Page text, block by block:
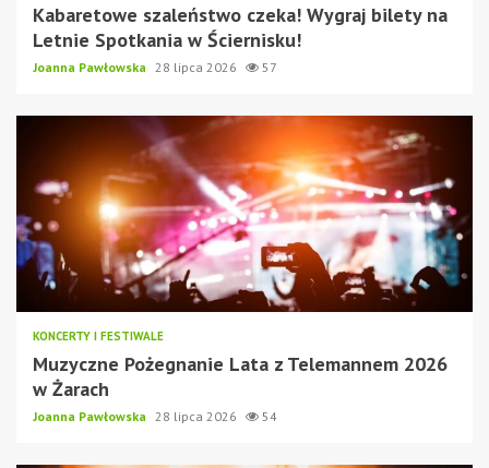
Kabaretowe szaleństwo czeka! Wygraj bilety na
Letnie Spotkania w Ściernisku!
Joanna Pawłowska 28 lipca 2026 57
KONCERTY I FESTIWALE
Muzyczne Pożegnanie Lata z Telemannem 2026
w Żarach
Joanna Pawłowska 28 lipca 2026 54